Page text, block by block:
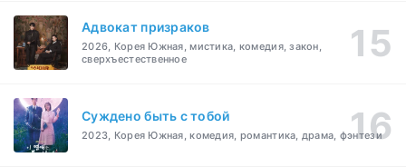
Адвокат призраков
2026, Корея Южная, мистика, комедия, закон,
сверхъестественное
Суждено быть с тобой
2023, Корея Южная, комедия, романтика, драма, фэнтези